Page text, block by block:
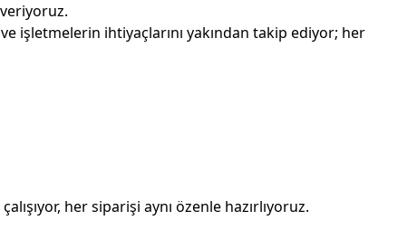
Set Üstü Ocaklar
işletmelerin ihtiyaçlarını yakından takip ediyor; her
her siparişi aynı özenle hazırlıyoruz.